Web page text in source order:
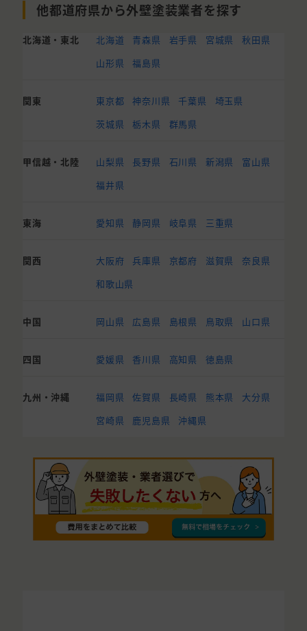
他都道府県から外壁塗装業者を探す
北海道・東北 北海道 青森県 岩手県 宮城県
秋田県
山形県
福島県
関東 東京都 神奈川県 千葉県
埼玉県
茨城県
栃木県 群馬県
甲信越・北陸 山梨県 長野県 石川県 新潟県
富山県
福井県
東海 愛知県 静岡県 岐阜県 三重県
関西 大阪府 兵庫県 京都府 滋賀県
奈良県
和歌山県
中国 岡山県 広島県 島根県 鳥取県 山口県
四国 愛媛県 香川県 高知県 徳島県
九州・沖縄 福岡県 佐賀県 長崎県 熊本県
大分県
宮崎県
鹿児島県 沖縄県